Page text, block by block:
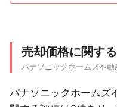
売却価格に関す
パナソニックホームズ不動
パナソニックホームズ